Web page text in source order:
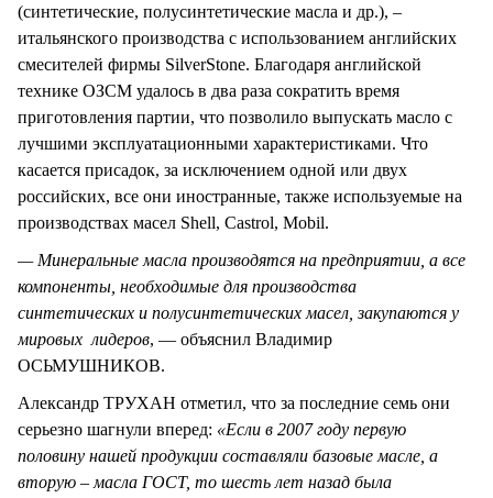
(синтетические, полусинтетические масла и др.), –
итальянского производства с использованием английских
смесителей фирмы SilverStone. Благодаря английской
технике ОЗСМ удалось в два раза сократить время
приготовления партии, что позволило выпускать масло с
лучшими эксплуатационными характеристиками. Что
касается присадок, за исключением одной или двух
российских, все они иностранные, также используемые на
производствах масел Shell, Castrol, Mobil.
— Минеральные масла производятся на предприятии, а все
компоненты, необходимые для производства
синтетических и полусинтетических масел, закупаются у
мировых лидеров, — объяснил Владимир
ОСЬМУШНИКОВ.
Александр ТРУХАН отметил, что за последние семь они
серьезно шагнули вперед: «Если в 2007 году первую
половину нашей продукции составляли базовые масле, а
вторую – масла ГОСТ, то шесть лет назад была